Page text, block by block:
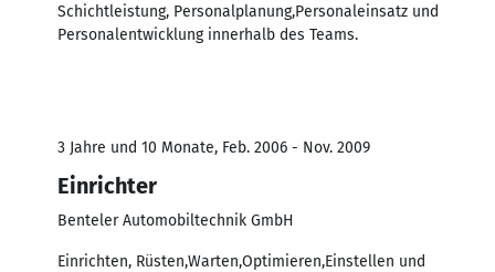
Schichtleistung, Personalplanung,Personaleinsatz und
Personalentwicklung innerhalb des Teams.
3 Jahre und 10 Monate, Feb. 2006 - Nov. 2009
Einrichter
Benteler Automobiltechnik GmbH
Einrichten, Rüsten,Warten,Optimieren,Einstellen und